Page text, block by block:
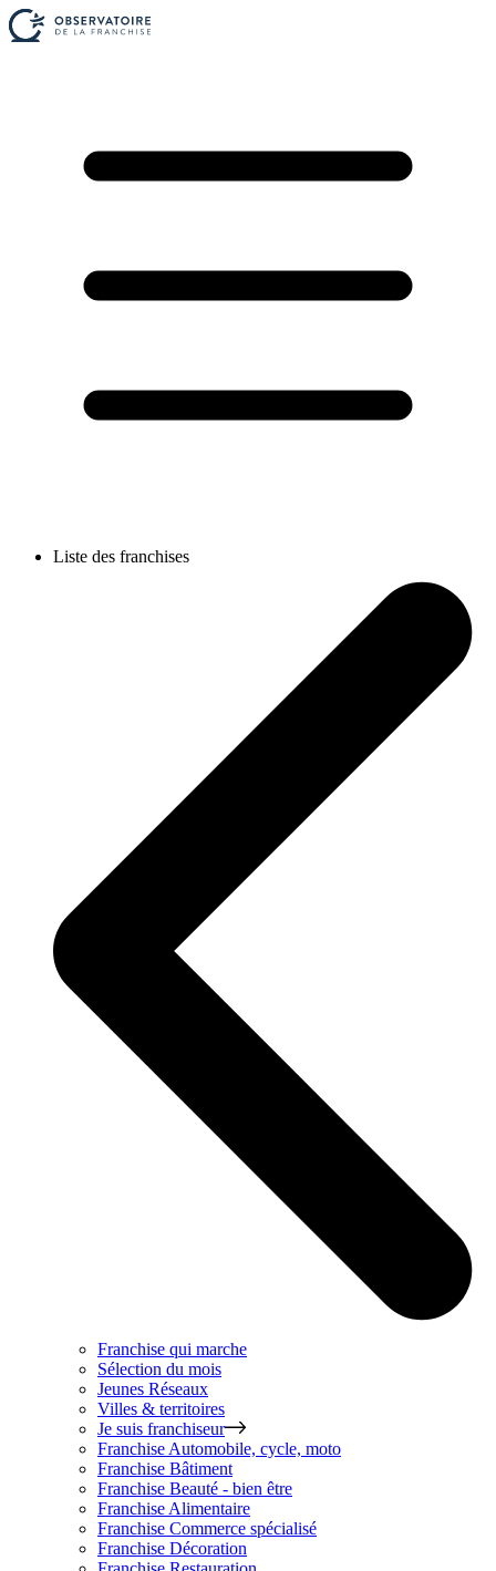
Liste des franchises
Franchise qui marche
Sélection du mois
Jeunes Réseaux
Villes & territoires
Je suis franchiseur
Franchise Automobile, cycle, moto
Franchise Bâtiment
Franchise Beauté - bien être
Franchise Alimentaire
Franchise Commerce spécialisé
Franchise Décoration